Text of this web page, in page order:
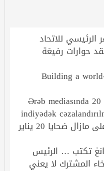
الرئيسي للاتحاد
حوارات رفيعَة
Building a
Ərəb mediasında
indiyədək
مازال ضحايا 20 يناير
تكتب … الرئيس
المشترك لا يعني